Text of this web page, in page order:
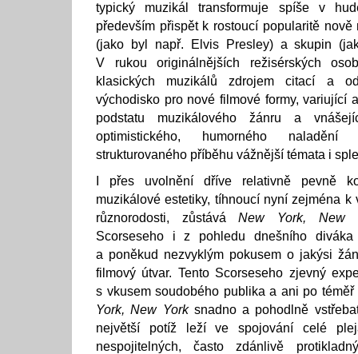
typický muzikál transformuje spíše v
především přispět k rostoucí popularitě nově
(jako byl např. Elvis Presley) a skupin
V rukou originálnějších režisérských
klasických muzikálů zdrojem citací a
východisko pro nové filmové formy, variující
podstatu muzikálového žánru a
optimistického, humorného
strukturovaného příběhu vážnější témata i
I přes uvolnění dříve relativně pevně
muzikálové estetiky, tíhnoucí nyní zejména k
různorodosti, zůstáváNew York, New
Scorseseho i z pohledu dnešního diváka
a poněkud nezvyklým pokusem o jakýsi
filmový útvar. Tento Scorseseho zjevný
s vkusem soudobého publika a ani po
York, New Yorksnadno a pohodlně
největší potíž leží ve spojování celé
nespojitelných, často zdánlivě